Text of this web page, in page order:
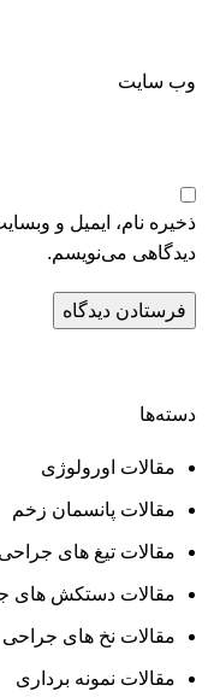
وب‌ سایت
ذخیره نام، ایمیل و
دیدگاهی می‌نویسم.
دسته‌ها
مقالات اورولوژی
مقالات پانسمان زخم
مقالات تیغ های جراحی
مقالات دستکش های
مقالات نخ های جراحی
مقالات نمونه برداری